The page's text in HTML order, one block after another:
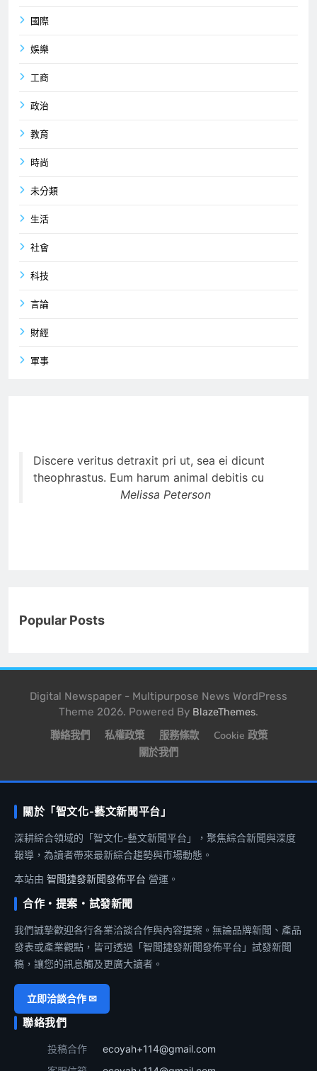
國際
娛樂
工商
政治
教育
時尚
未分類
生活
社會
科技
言論
財經
軍事
Discere veritus detraxit pri ut, sea ei dicunt
theophrastus. Eum harum animal debitis cu
Melissa Peterson
Popular Posts
Digital Newspaper - Multipurpose News WordPress
Theme 2026. Powered By BlazeThemes.
聯絡我們 私權政策 服務條款
Cookie 政策
關於我們
關於「智文化-藝文新聞平台」
深耕綜合領域的「智文化-藝文新聞平台」，聚焦綜合新聞與深度
報導，為讀者帶來最新綜合趨勢與市場動態。
本站由 智聞捷發新聞發佈平台 營運。
合作・提案・試發新聞
我們誠摯歡迎各行各業洽談合作與內容提案。無論品牌新聞、產品
發表或產業觀點，皆可透過「智聞捷發新聞發佈平台」試發新聞
稿，讓您的訊息觸及更廣大讀者。
立即洽談合作 ✉
聯絡我們
投稿合作
ecoyah+114@gmail.com